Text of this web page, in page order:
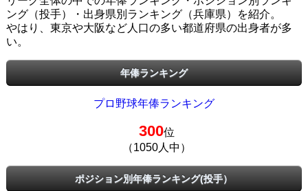
ング（投手）・出身県別ランキング（兵庫県）を紹介。
やはり、東京や大阪など人口の多い都道府県の出身者が多
い。
年俸ランキング
プロ野球年俸ランキング
300位
（1050人中）
ポジション別年俸ランキング(投手）